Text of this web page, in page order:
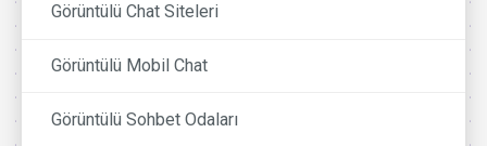
Görüntülü Chat Siteleri
Görüntülü Mobil Chat
Görüntülü Sohbet Odaları